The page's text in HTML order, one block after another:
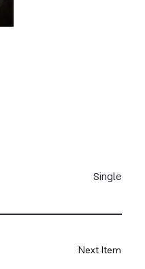
Single
Next Item